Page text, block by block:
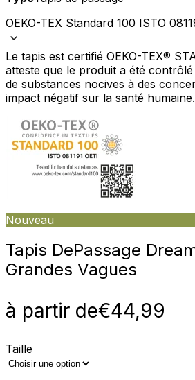
OEKO-TEX Standard 100 ISTO
Le tapis est certifié OEKO-TEX®
atteste que le produit a été
de substances nocives à des
impact négatif sur la santé humaine.
Nouveau
Tapis DePassage
Grandes Vagues
à partir de€44,99
Taille